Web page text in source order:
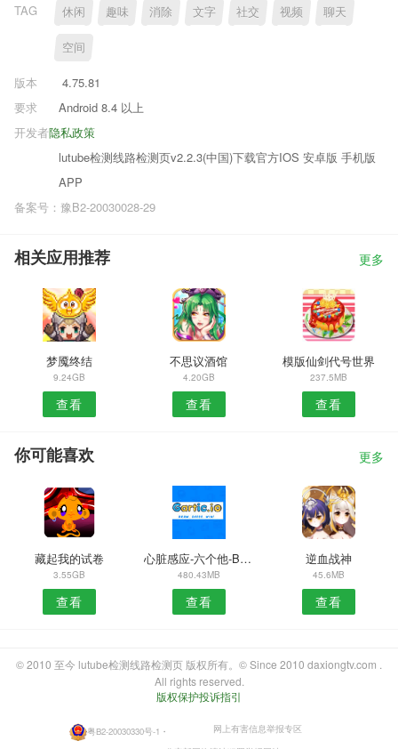
TAG 休闲 趣味 消除 文字 社交 视频 聊天
空间
版本
4.75.81
要求
Android 8.4 以上
隐私政策
开发者
lutube检测线路检测页v2.2.3(中国)下载官方IOS 安卓版 手机版
APP
备案号：豫B2-20030028-29
相关应用推荐 更多
梦魇终结
9.24GB
查看
不思议酒馆
4.20GB
查看
模版仙剑代号世界
237.5MB
查看
你可能喜欢 更多
藏起我的试卷
3.55GB
查看
心脏感应-六个他-B-解锁完整版
480.43MB
查看
逆血战神
45.6MB
查看
© 2010 至今 lutube检测线路检测页 版权所有。© Since 2010 daxiongtv.com .
All rights reserved.
版权保护投诉指引
粤B2-20030330号-1 ・
网上有害信息举报专区